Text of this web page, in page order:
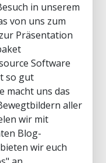
in unserem
von uns zum
Präsentation
Software
so gut
macht uns das
aller
wir mit
Blog-
wir euch